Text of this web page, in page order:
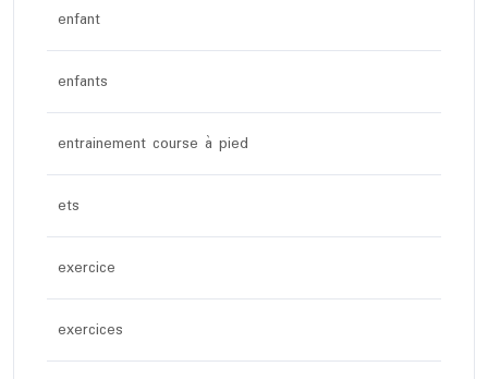
enfant
enfants
entrainement course à pied
ets
exercice
exercices